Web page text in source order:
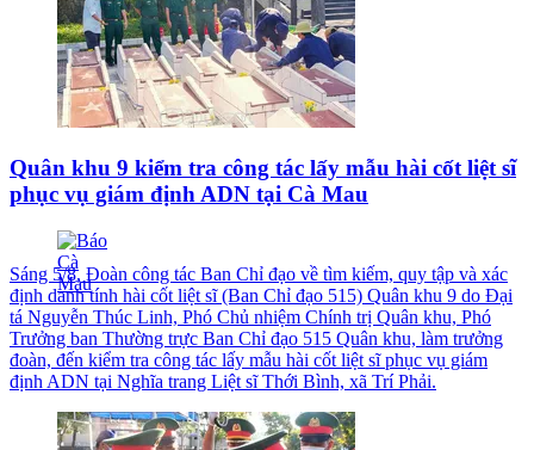
Quân khu 9 kiểm tra công tác lấy mẫu hài cốt liệt sĩ
phục vụ giám định ADN tại Cà Mau
Sáng 5/8, Đoàn công tác Ban Chỉ đạo về tìm kiếm, quy tập và xác
định danh tính hài cốt liệt sĩ (Ban Chỉ đạo 515) Quân khu 9 do Đại
tá Nguyễn Thúc Linh, Phó Chủ nhiệm Chính trị Quân khu, Phó
Trưởng ban Thường trực Ban Chỉ đạo 515 Quân khu, làm trưởng
đoàn, đến kiểm tra công tác lấy mẫu hài cốt liệt sĩ phục vụ giám
định ADN tại Nghĩa trang Liệt sĩ Thới Bình, xã Trí Phải.